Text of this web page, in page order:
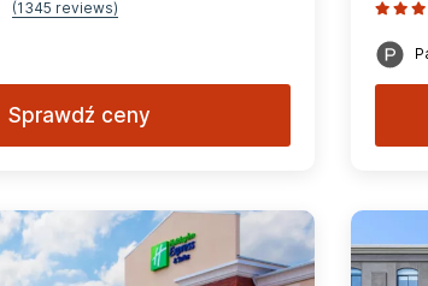
(1345 reviews)
Sprawdź ceny